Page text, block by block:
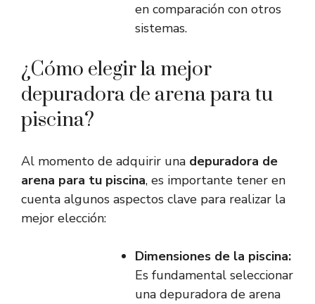
en comparación con otros
sistemas.
¿Cómo elegir la mejor
depuradora de arena para tu
piscina?
Al momento de adquirir una depuradora de
arena para tu piscina, es importante tener en
cuenta algunos aspectos clave para realizar la
mejor elección:
Dimensiones de la piscina:
Es fundamental seleccionar
una depuradora de arena